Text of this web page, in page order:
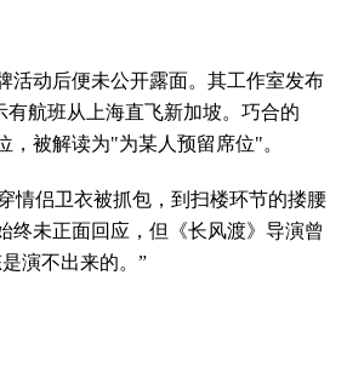
动后便未公开露面。其工作室发布
航班从上海直飞新加坡。巧合的
被解读为"为某人预留席位"。
侣卫衣被抓包，到扫楼环节的搂腰
终未正面回应，但《长风渡》导演曾
演不出来的。”